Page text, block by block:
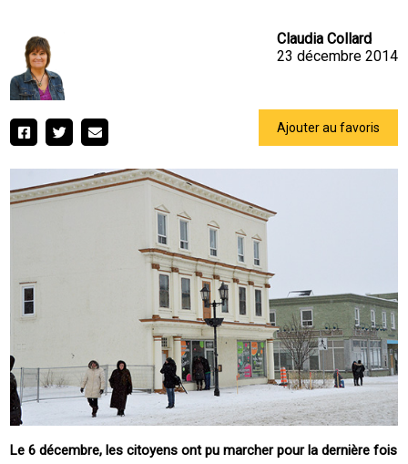
Claudia Collard
23 décembre 2014
Ajouter au favoris
Le 6 décembre, les citoyens ont pu marcher pour la dernière fois